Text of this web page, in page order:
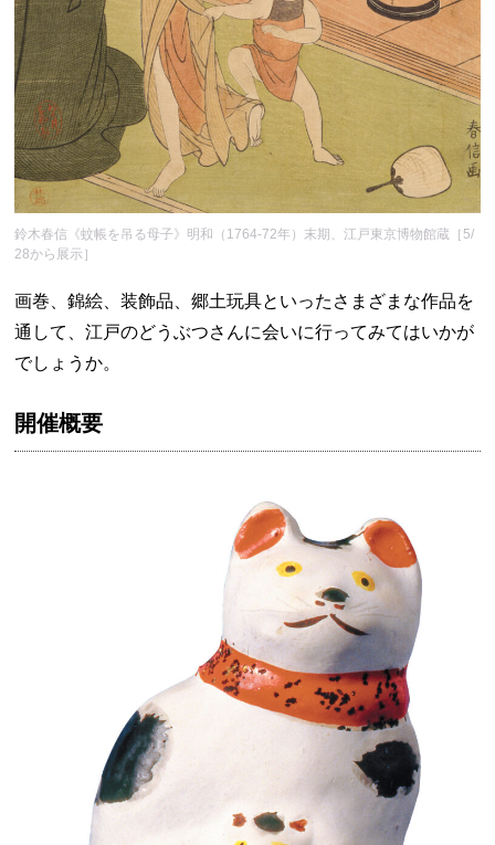
鈴木春信《蚊帳を吊る母子》明和（1764-72年）末期、江戸東京博物館蔵［5/
28から展示］
画巻、錦絵、装飾品、郷土玩具といったさまざまな作品を
通して、江戸のどうぶつさんに会いに行ってみてはいかが
でしょうか。
開催概要